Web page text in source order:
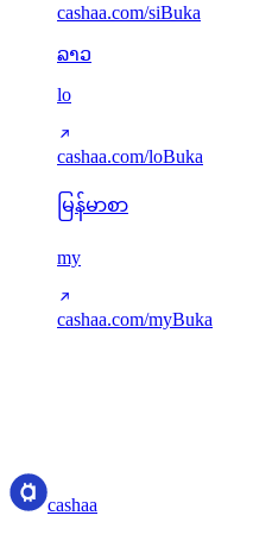
cashaa.com/siBuka
ລາວ
lo
cashaa.com/loBuka
မြန်မာစာ
my
cashaa.com/myBuka
cashaa